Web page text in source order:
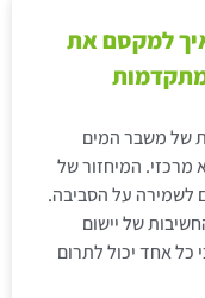
למקסם את
של משבר המים
מרכזי. המיחזור של
לשמירה על הסביבה.
של יישום
כל אחד יכול לתרום